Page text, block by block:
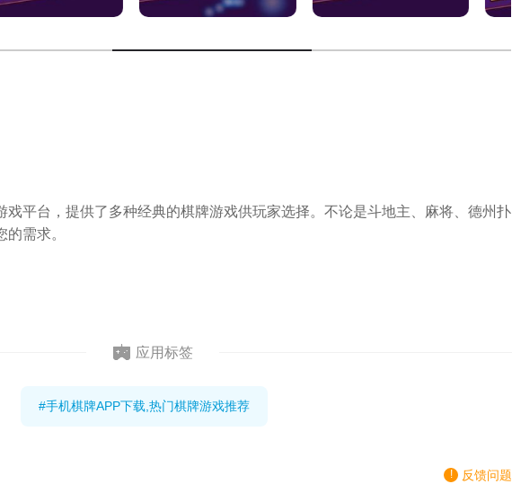
戏平台，提供了多种经典的棋牌游戏供玩家选择。不论是斗地主、麻将、德州扑
需求。
应用标签
#手机棋牌APP下载,热门棋牌游戏推荐
反馈问题